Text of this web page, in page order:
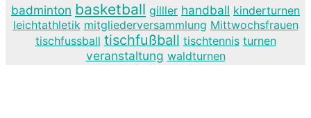
badminton basketball gilller handball kinderturnen
leichtathletik mitgliederversammlung Mittwochsfrauen
tischfussball tischfußball tischtennis turnen
veranstaltung waldturnen